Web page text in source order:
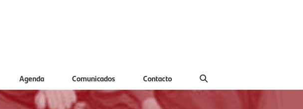
Agenda Comunicados Contacto